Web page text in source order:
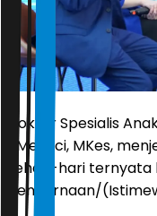
Dokter Spesialis
BMedSci, MKes,
sehari-hari
pencernaan/